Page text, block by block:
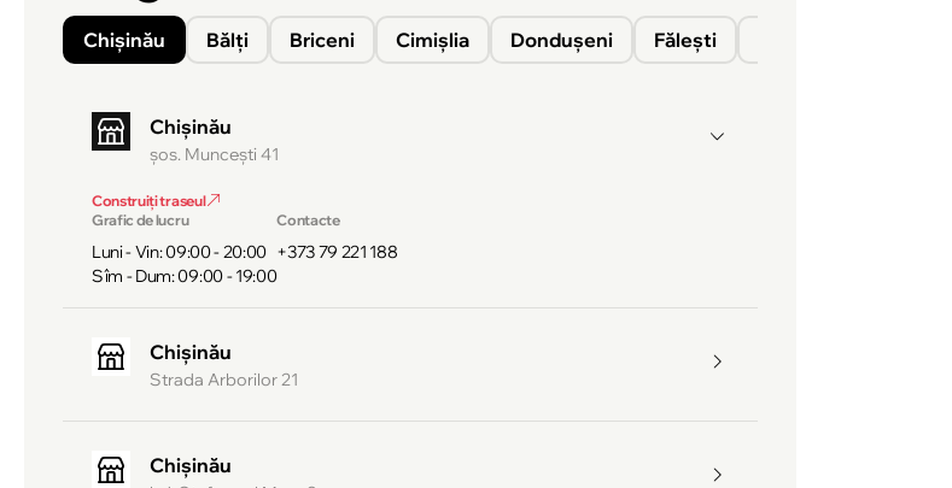
Chișinău Bălți Briceni Cimișlia Donduşeni Fălești
Chișinău
şos. Munceşti 41
Construiți traseul
Grafic de lucru
Luni - Vin: 09:00 - 20:00
Sîm - Dum: 09:00 - 19:00
Contacte
+373 79 221 188
Chișinău
Strada Arborilor 21
Chișinău